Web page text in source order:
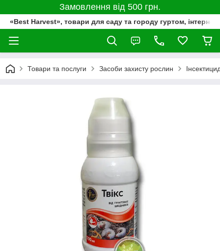
Замовлення від 500 грн.
«Best Harvest», товари для саду та городу гуртом,
Товари та послуги Засоби захисту рослин